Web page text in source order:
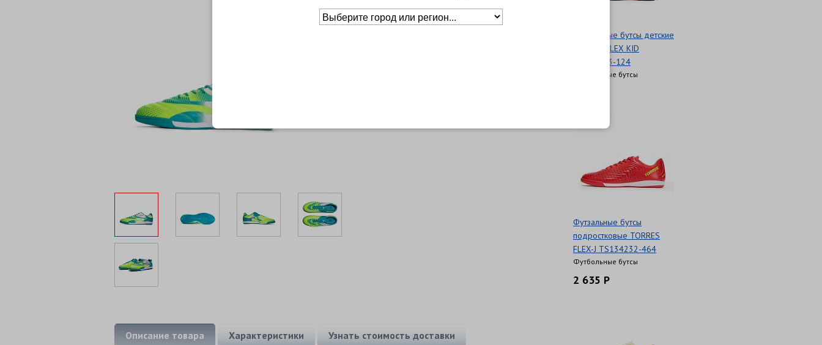
Размер EURO CM
RUS
Описание товара Характеристики Узнать стоимость доставки
Футзальные бутсы детские
TORRES FLEX KID
TS134233-124
Футбольные бутсы
Футзальные бутсы
подростковые TORRES
FLEX-J TS134232-464
Футбольные бутсы
2 635 Р